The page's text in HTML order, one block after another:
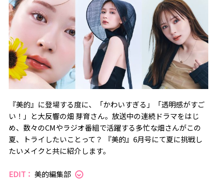
『美的』に登場する度に、「かわいすぎる」「透明感がすご
い！」と大反響の畑 芽育さん。放送中の連続ドラマをはじ
め、数々のCMやラジオ番組で活躍する多忙な畑さんがこの
夏、トライしたいことって？ 『美的』6月号にて夏に挑戦し
たいメイクと共に紹介します。
EDIT： 美的編集部